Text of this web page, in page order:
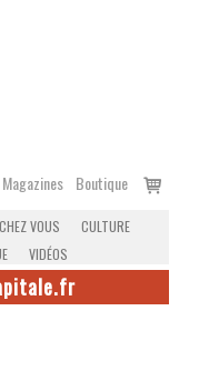
Magazines Boutique
Voir
VOUS
CULTURE
VIDÉOS